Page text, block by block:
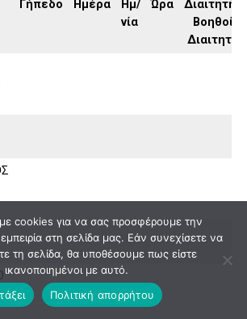
Γήπεδο Ημέρα
Ημ/
νία
Ώρα
Διαιτητής,
Βοηθοί
Διαιτητή
cookies για να σας προσφέρουμε την
στη σελίδα μας. Εάν συνεχίσετε να
τη σελίδα, θα υποθέσουμε πως είστε
ικανοποιημένοι με αυτό.
Πολιτική απορρήτου